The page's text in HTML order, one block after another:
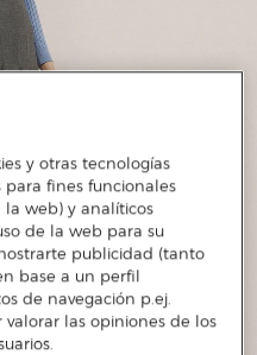
y otras tecnologías
para fines funcionales
web) y analíticos
de la web para su
publicidad (tanto
base a un perfil
de navegación p.ej.
valorar las opiniones de los